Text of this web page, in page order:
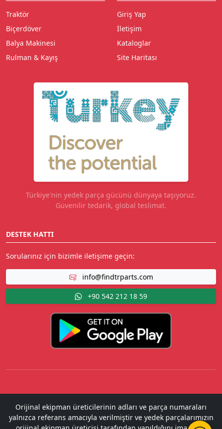
Traktör
Biçerdöver
Balya Makinesi
Rulman & Kayış
Giriş Yap
İletişim
Kataloglar
Site Haritası
Türkiye'nin yedek parça gücünü dünyaya taşıyoruz.
Güvenilir tedarik, global teslimat.
DESTEK HATTI
Sorularınız için bizimle iletişime geçin:
info@findtrparts.com
+90 542 212 18 59
Orijinal ekipman üreticilerinin adları ve parça numaraları
yalnızca referans amacıyla verilmiştir ve yedek parçalarımızın